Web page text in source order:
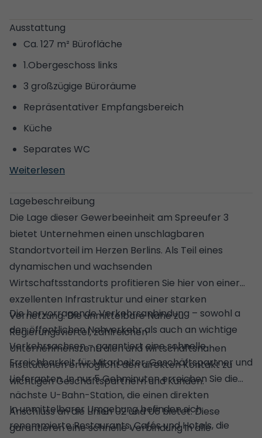
Ausstattung
Ca. 127 m² Bürofläche
1.Obergeschoss links
3 großzügige Büroräume
Repräsentativer Empfangsbereich
Küche
Separates WC
Hochwertiger Parkettboden
Große Fensterfronten mit Blick auf die Spree
Mieterbox im Keller
1 Stellplatz im Innenhof (120,00 € / Monat)
Baujahr: Anfang des 19. Jahrhunderts
Weiterlesen
Lagebeschreibung
Die Lage dieser Gewerbeeinheit am Spreeufer 3
bietet Unternehmen einen unschlagbaren
Standortvorteil im Herzen Berlins. Als Teil eines
dynamischen und wachsenden
Wirtschaftsstandorts profitieren Sie hier von einer
exzellenten Infrastruktur und einer starken
Vernetzung. Die unmittelbare Nähe zu
Regierungsviertel, zahlreichen
Unternehmenszentralen und wirtschaftsnahen
Institutionen ermöglicht den direkten Kontakt zu
wichtigen Geschäftspartnern und Kunden.
Die hervorragende Verkehrsanbindung – sowohl a
den öffentlichen Nahverkehr als auch an wichtige
Verkehrsachsen – garantiert eine schnelle
Erreichbarkeit für Mitarbeiter, Geschäftspartner und
Lieferanten. In nur 5 Gehminuten erreichen Sie die
nächste U-Bahn-Station, die einen direkten
Anschluss an die Linien U2 und U6 bietet. Diese
garantieren eine schnelle Verbindung in alle
In unmittelbarer Umgebung befinden sich
renommierte Restaurants, Cafés und Hotels, die